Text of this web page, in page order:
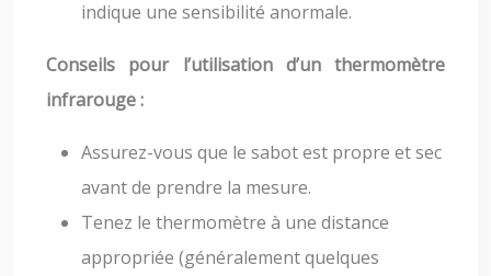
indique une sensibilité anormale.
Conseils pour l’utilisation d’un thermomètre
infrarouge :
Assurez-vous que le sabot est propre et sec
avant de prendre la mesure.
Tenez le thermomètre à une distance
appropriée (généralement quelques